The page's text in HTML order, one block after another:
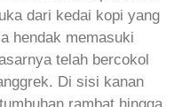
dari kedai kopi yang
hendak memasuki
telah bercokol
Di sisi kanan